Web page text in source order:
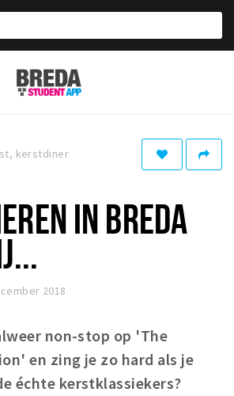
FAQ!
Breda
Student
kerstdiner
IN BREDA
2018
non-stop op 'The
en zing je zo hard als je
échte kerstklassiekers?